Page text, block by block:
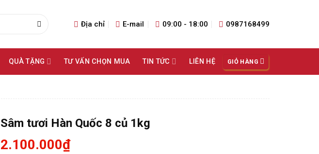
Địa chỉ E-mail 09:00 - 18:00 0987168499
QUÀ TẶNG TƯ VẤN CHỌN MUA TIN TỨC LIÊN HỆ GIỎ HÀNG
Sâm tươi Hàn Quốc 8 củ 1kg
2.100.000₫